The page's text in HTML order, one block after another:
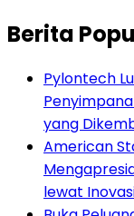
Berita
Pylontech
yang
American
lewat